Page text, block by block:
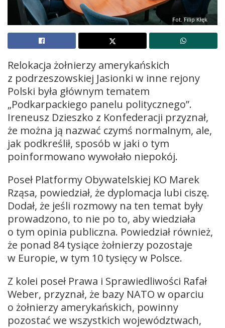
Fot. Filip Kłęk
Relokacja żołnierzy amerykańskich
z podrzeszowskiej Jasionki w inne rejony
Polski była głównym tematem
„Podkarpackiego panelu politycznego”.
Ireneusz Dzieszko z Konfederacji przyznał,
że można ją nazwać czymś normalnym, ale,
jak podkreślił, sposób w jaki o tym
poinformowano wywołało niepokój.
Poseł Platformy Obywatelskiej KO Marek
Rząsa, powiedział, że dyplomacja lubi ciszę.
Dodał, że jeśli rozmowy na ten temat były
prowadzono, to nie po to, aby wiedziała
o tym opinia publiczna. Powiedział również,
że ponad 84 tysiące żołnierzy pozostaje
w Europie, w tym 10 tysięcy w Polsce.
Z kolei poseł Prawa i Sprawiedliwości Rafał
Weber, przyznał, że bazy NATO w oparciu
o żołnierzy amerykańskich, powinny
pozostać we wszystkich województwach,